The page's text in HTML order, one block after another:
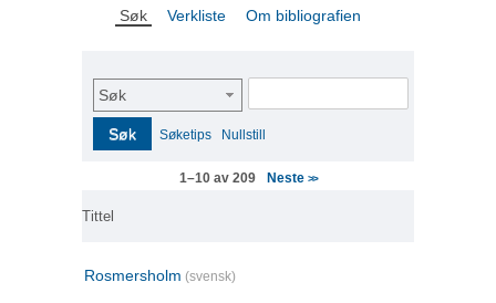
Søk Verkliste Om bibliografien
Søk
Søk Søketips Nullstill
1–10 av 209 Neste >>
Tittel
Rosmersholm (svensk)